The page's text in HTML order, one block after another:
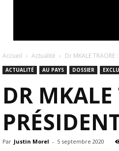
Accueil Actualité Dr MKALE
ACTUALITÉ AU PAYS DOSSIER
DR
Par Justin Morel - 5 septembre 2020